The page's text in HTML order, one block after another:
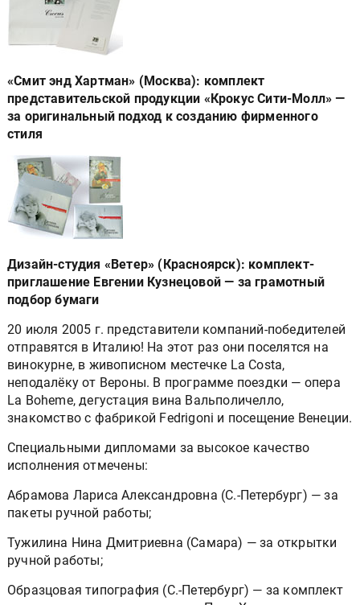
«Смит энд Хартман» (Москва): комплект
представительской продукции «Крокус Сити-Молл» —
за оригинальный подход к созданию фирменного
стиля
Дизайн-студия «Ветер» (Красноярск): комплект-
приглашение Евгении Кузнецовой — за грамотный
подбор бумаги
20 июля 2005 г. представители компаний-победителей
отправятся в Италию! На этот раз они поселятся на
винокурне, в живописном местечке La Costa,
неподалёку от Вероны. В программе поездки — опера
La Boheme, дегустация вина Вальполичелло,
знакомство с фабрикой Fedrigoni и посещение Венеции.
Cпециальными дипломами за высокое качество
исполнения отмечены:
Абрамова Лариса Александровна (С.-Петербург) — за
пакеты ручной работы;
Тужилина Нина Дмитриевна (Самара) — за открытки
ручной работы;
Образцовая типография (С.-Петербург) — за комплект